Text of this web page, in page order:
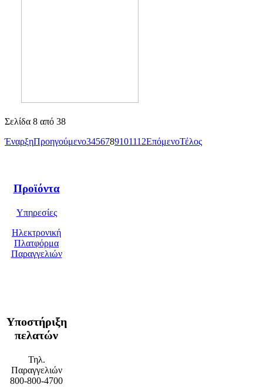
Σελίδα 8 από 38
ΈναρξηΠροηγούμενο3456789101112ΕπόμενοΤέλος
Προϊόντα
Υπηρεσίες
Ηλεκτρονική
Πλατφόρμα
Παραγγελιών
Υποστήριξη
πελατών
Τηλ.
Παραγγελιών
800-800-4700